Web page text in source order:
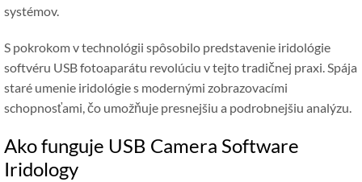
systémov.
S pokrokom v technológii spôsobilo predstavenie iridológie
softvéru USB fotoaparátu revolúciu v tejto tradičnej praxi. Spája
staré umenie iridológie s modernými zobrazovacími
schopnosťami, čo umožňuje presnejšiu a podrobnejšiu analýzu.
Ako funguje USB Camera Software
Iridology